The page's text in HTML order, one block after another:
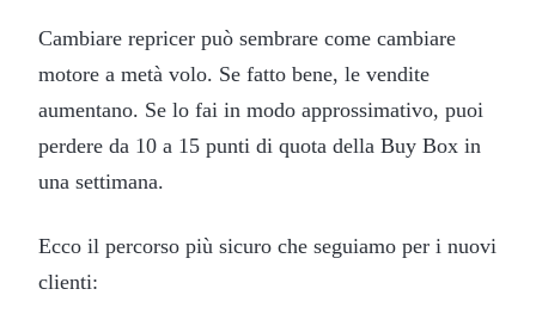
Cambiare repricer può sembrare come cambiare
motore a metà volo. Se fatto bene, le vendite
aumentano. Se lo fai in modo approssimativo, puoi
perdere da 10 a 15 punti di quota della Buy Box in
una settimana.
Ecco il percorso più sicuro che seguiamo per i nuovi
clienti: